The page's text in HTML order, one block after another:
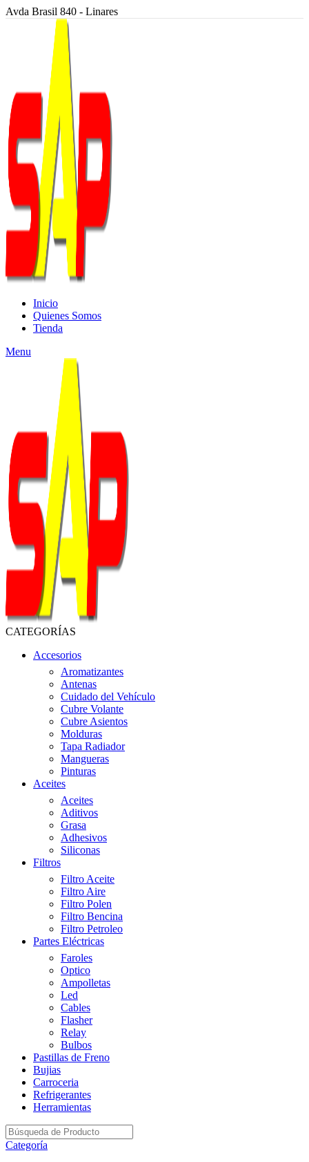
Avda Brasil 840 - Linares
Inicio
Quienes Somos
Tienda
Menu
CATEGORÍAS
Accesorios
Aromatizantes
Antenas
Cuidado del Vehículo
Cubre Volante
Cubre Asientos
Molduras
Tapa Radiador
Mangueras
Pinturas
Aceites
Aceites
Aditivos
Grasa
Adhesivos
Siliconas
Filtros
Filtro Aceite
Filtro Aire
Filtro Polen
Filtro Bencina
Filtro Petroleo
Partes Eléctricas
Faroles
Optico
Ampolletas
Led
Cables
Flasher
Relay
Bulbos
Pastillas de Freno
Bujias
Carroceria
Refrigerantes
Herramientas
Categoría